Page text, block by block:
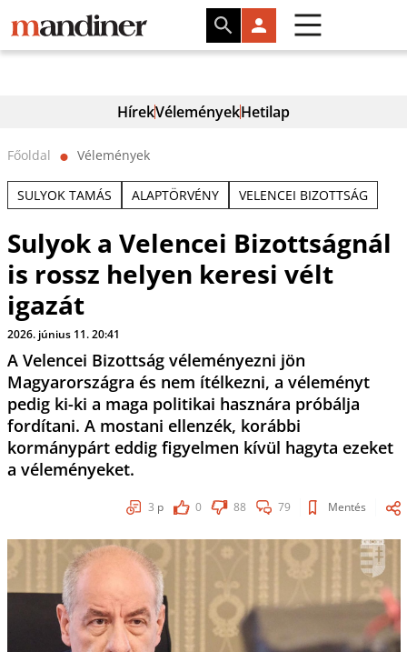
HírekVéleményekHetilap
Főoldal ⬤ Vélemények
SULYOK TAMÁS ALAPTÖRVÉNY VELENCEI BIZOTTSÁG
Sulyok a Velencei Bizottságnál
is rossz helyen keresi vélt
igazát
2026. június 11. 20:41
A Velencei Bizottság véleményezni jön
Magyarországra és nem ítélkezni, a véleményt
pedig ki-ki a maga politikai hasznára próbálja
fordítani. A mostani ellenzék, korábbi
kormánypárt eddig figyelmen kívül hagyta ezeket
a véleményeket.
3 p 0 88 79 Mentés